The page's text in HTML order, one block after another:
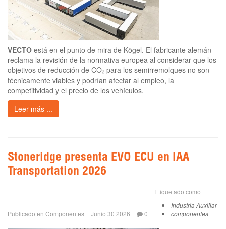
VECTO está en el punto de mira de Kögel. El fabricante alemán
reclama la revisión de la normativa europea al considerar que los
objetivos de reducción de CO₂ para los semirremolques no son
técnicamente viables y podrían afectar al empleo, la
competitividad y el precio de los vehículos.
Leer más ...
Stoneridge presenta EVO ECU en IAA
Transportation 2026
Publicado en Componentes Junio 30 2026 0
Etiquetado como
Industria Auxiliar
componentes